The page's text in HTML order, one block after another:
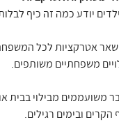
יודע כמה זה כיף
אטרקציות לכל המשפחה,
משפחתיים משותפים.
משועממים מבילוי בבית
הקרים ובימים רגילים.